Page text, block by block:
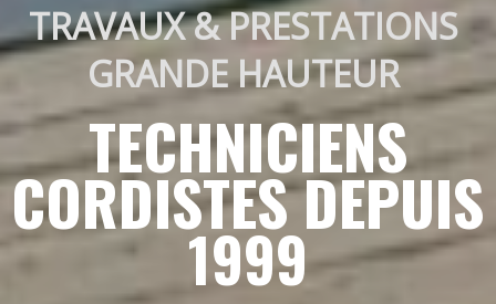
TRAVAUX & PRESTATIONS
GRANDE HAUTEUR
TECHNICIENS
CORDISTES DEPUIS
1999